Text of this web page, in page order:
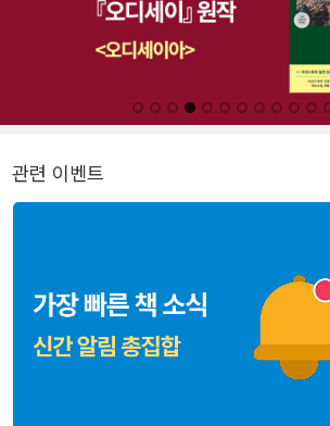
관련 이벤트